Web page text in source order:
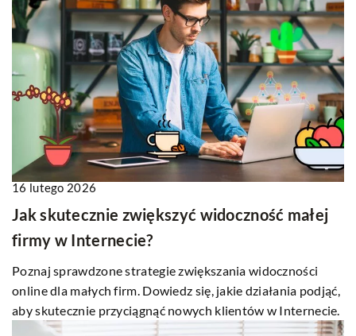
16 lutego 2026
Jak skutecznie zwiększyć widoczność małej
firmy w Internecie?
Poznaj sprawdzone strategie zwiększania widoczności
online dla małych firm. Dowiedz się, jakie działania podjąć,
aby skutecznie przyciągnąć nowych klientów w Internecie.